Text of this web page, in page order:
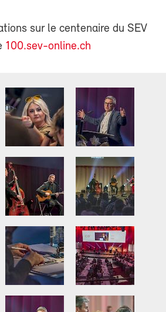
sur le centenaire du SEV
100.sev-online.ch